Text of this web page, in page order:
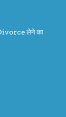
लेने का